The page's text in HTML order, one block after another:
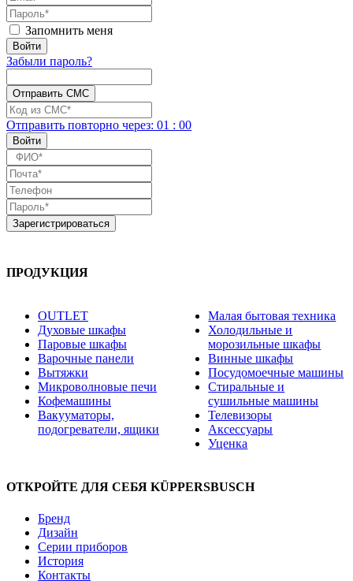
Запомнить меня
Забыли пароль?
Отправить повторно через: 01 : 00
ПРОДУКЦИЯ
OUTLET
Духовые шкафы
Паровые шкафы
Варочные панели
Вытяжки
Микроволновые печи
Кофемашины
Вакууматоры,
подогреватели, ящики
Малая бытовая техника
Холодильные и
морозильные шкафы
Винные шкафы
Посудомоечные машины
Стиральные и
сушильные машины
Телевизоры
Аксессуары
Уценка
ОТКРОЙТЕ ДЛЯ СЕБЯ KÜPPERSBUSCH
Бренд
Дизайн
Серии приборов
История
Контакты